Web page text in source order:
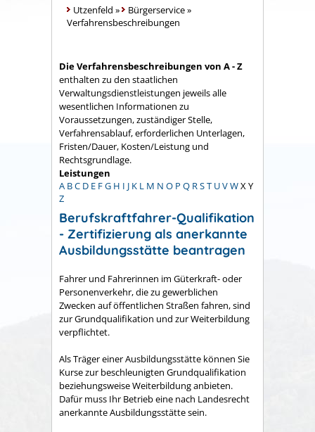
Utzenfeld » Bürgerservice»
Verfahrensbeschreibungen
Die Verfahrensbeschreibungen von A - Z
enthalten zu den staatlichen
Verwaltungsdienstleistungen jeweils alle
wesentlichen Informationen zu
Voraussetzungen, zuständiger Stelle,
Verfahrensablauf, erforderlichen Unterlagen,
Fristen/Dauer, Kosten/Leistung und
Rechtsgrundlage.
Leistungen
A BC D E FG H I J K L M N O P Q RST UVWX Y
Z
Berufskraftfahrer-Qualifikation
- Zertifizierung als anerkannte
Ausbildungsstätte beantragen
Fahrer und Fahrerinnen im Güterkraft- oder
Personenverkehr, die zu gewerblichen
Zwecken auf öffentlichen Straßen fahren, sind
zur Grundqualifikation und zur Weiterbildung
verpflichtet.
Als Träger einer Ausbildungsstätte können Sie
Kurse zur beschleunigten Grundqualifikation
beziehungsweise Weiterbildung anbieten.
Dafür muss Ihr Betrieb eine nach Landesrecht
anerkannte Ausbildungsstätte sein.